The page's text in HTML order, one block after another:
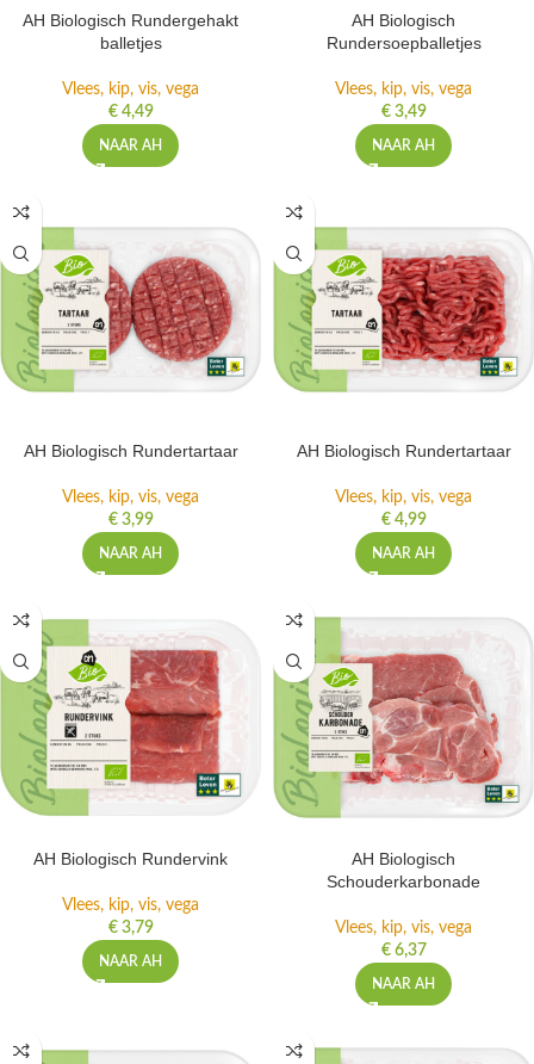
AH Biologisch Rundergehakt
balletjes
Vlees, kip, vis, vega
€4,49
NAAR AH
AH Biologisch
Rundersoepballetjes
Vlees, kip, vis, vega
€3,49
NAAR AH
AH Biologisch Rundertartaar
Vlees, kip, vis, vega
€3,99
NAAR AH
AH Biologisch Rundertartaar
Vlees, kip, vis, vega
€4,99
NAAR AH
AH Biologisch Rundervink
Vlees, kip, vis, vega
€3,79
NAAR AH
AH Biologisch
Schouderkarbonade
Vlees, kip, vis, vega
€6,37
NAAR AH